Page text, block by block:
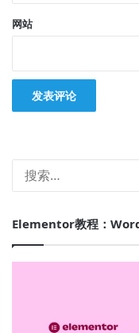
网站
Elementor教程：